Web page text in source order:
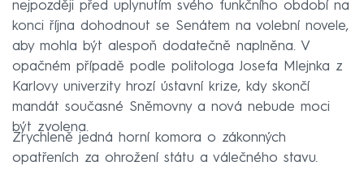
nejpozději před uplynutím svého funkčního období na
konci října dohodnout se Senátem na volební novele,
aby mohla být alespoň dodatečně naplněna. V
opačném případě podle politologa Josefa Mlejnka z
Karlovy univerzity hrozí ústavní krize, kdy skončí
mandát současné Sněmovny a nová nebude moci
být zvolena.
Zrychleně jedná horní komora o zákonných
opatřeních za ohrožení státu a válečného stavu.